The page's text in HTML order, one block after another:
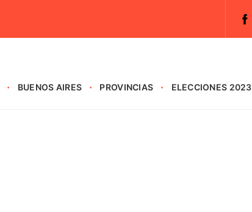
BUENOS AIRES PROVINCIAS ELECCIONES 2023